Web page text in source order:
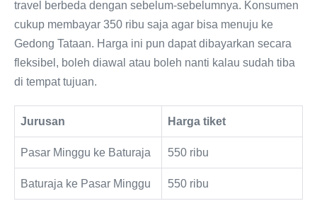
travel berbeda dengan sebelum-sebelumnya. Konsumen
cukup membayar 350 ribu saja agar bisa menuju ke
Gedong Tataan. Harga ini pun dapat dibayarkan secara
fleksibel, boleh diawal atau boleh nanti kalau sudah tiba
di tempat tujuan.
Jurusan Harga tiket
Pasar Minggu ke Baturaja 550 ribu
Baturaja ke Pasar Minggu 550 ribu